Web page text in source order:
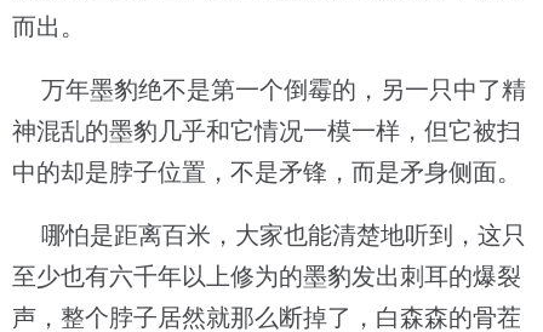
而出。
万年墨豹绝不是第一个倒霉的，另一只中了精
神混乱的墨豹几乎和它情况一模一样，但它被扫
中的却是脖子位置，不是矛锋，而是矛身侧面。
哪怕是距离百米，大家也能清楚地听到，这只
至少也有六千年以上修为的墨豹发出刺耳的爆裂
声，整个脖子居然就那么断掉了，白森森的骨茬